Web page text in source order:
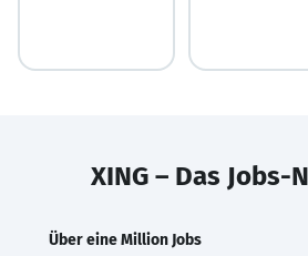
XING – Das Jobs-
Über eine Million Jobs